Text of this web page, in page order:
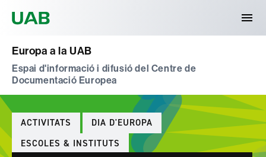
Europa a la UAB
Espai d'informació i difusió del Centre de
Documentació Europea
Categories
ACTIVITATS
DIA D'EUROPA
ESCOLES & INSTITUTS